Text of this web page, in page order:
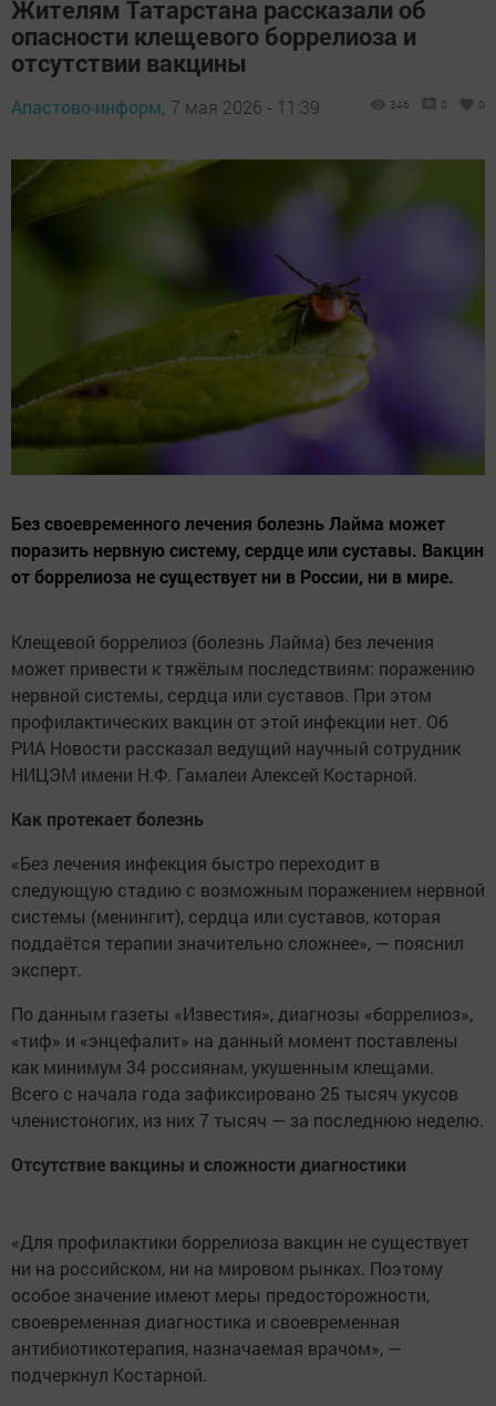
Жителям Татарстана рассказали об
опасности клещевого боррелиоза и
отсутствии вакцины
Апастово-информ, 7 мая 2026 - 11:39 346 0 0
Без своевременного лечения болезнь Лайма может
поразить нервную систему, сердце или суставы. Вакцин
от боррелиоза не существует ни в России, ни в мире.
Клещевой боррелиоз (болезнь Лайма) без лечения
может привести к тяжёлым последствиям: поражению
нервной системы, сердца или суставов. При этом
профилактических вакцин от этой инфекции нет. Об
РИА Новости рассказал ведущий научный сотрудник
НИЦЭМ имени Н.Ф. Гамалеи Алексей Костарной.
Как протекает болезнь
«Без лечения инфекция быстро переходит в
следующую стадию с возможным поражением нервной
системы (менингит), сердца или суставов, которая
поддаётся терапии значительно сложнее», — пояснил
эксперт.
По данным газеты «Известия», диагнозы «боррелиоз»,
«тиф» и «энцефалит» на данный момент поставлены
как минимум 34 россиянам, укушенным клещами.
Всего с начала года зафиксировано 25 тысяч укусов
членистоногих, из них 7 тысяч — за последнюю неделю.
Отсутствие вакцины и сложности диагностики
«Для профилактики боррелиоза вакцин не существует
ни на российском, ни на мировом рынках. Поэтому
особое значение имеют меры предосторожности,
своевременная диагностика и своевременная
антибиотикотерапия, назначаемая врачом», —
подчеркнул Костарной.